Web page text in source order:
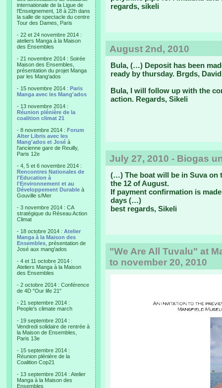
internationale de la Ligue de
l'Enseignement, 18 à 22h dans
la salle de spectacle du centre
Tour des Dames, Paris
- 22 et 24 novembre 2014 :
ateliers Manga à la Maison
des Ensembles
- 21 novembre 2014 : Soirée
Maison des Ensembles,
présentation du projet Manga
par les Mang'ados
- 15 novembre 2014 : Paris
Manga avec les Mang'ados
- 13 novembre 2014 :
Réunion plénière de la
coalition climat 21
- 8 novembre 2014 : Forum
Alter Libris avec les
Mang'ados et José à
l'ancienne gare de Reuilly,
Paris 12e
- 4, 5 et 6 novembre 2014 :
Rencontres Nationales de
l'Education à
l'Environnement et au
Développement Durable à
Gouville s/Mer
- 3 novembre 2014 : CA
stratégique du Réseau Action
Climat
- 18 octobre 2014 : Atelier
Manga à la Maison des
Ensembles , présentation de
José aux mang'ados
- 4 et 11 octobre 2014 :
Ateliers Manga à la Maison
des Ensembles
- 2 octobre 2014 : Conférence
de 4D "Our life 21"
- 21 septembre 2014 :
People's climate march
- 19 septembre 2014 :
Vendredi solidaire de rentrée à
la Maison de Ensembles,
Paris 13e
- 15 septembre 2014 :
Réunion plénière de la
Coalition Cop21
- 13 septembre 2014 : Atelier
Manga à la Maison des
Ensembles
regards, sikeli
August 2nd, 2010
Bula, (…) Deposit has been
ready by thursday. Brgds, David
Bula, I will follow up with the
action. Regards, Sikeli
July 27, 2010 - Biogas
(…) The boat will be in Suva on
the 12 of August.
If payment confirmation is
days (…)
best regards, Sikeli
"We Are All Tuvalu" at
to november 20, 2010